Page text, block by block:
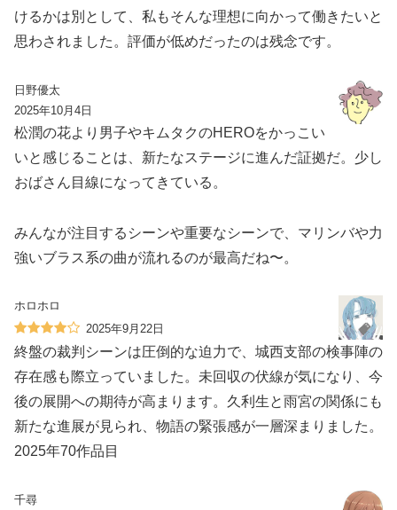
けるかは別として、私もそんな理想に向かって働きたいと
思わされました。評価が低めだったのは残念です。
日野優太
2025年10月4日
松潤の花より男子やキムタクのHEROをかっこい
いと感じることは、新たなステージに進んだ証拠だ。少し
おばさん目線になってきている。
みんなが注目するシーンや重要なシーンで、マリンバや力
強いブラス系の曲が流れるのが最高だね〜。
ホロホロ
2025年9月22日
終盤の裁判シーンは圧倒的な迫力で、城西支部の検事陣の
存在感も際立っていました。未回収の伏線が気になり、今
後の展開への期待が高まります。久利生と雨宮の関係にも
新たな進展が見られ、物語の緊張感が一層深まりました。
2025年70作品目
千尋